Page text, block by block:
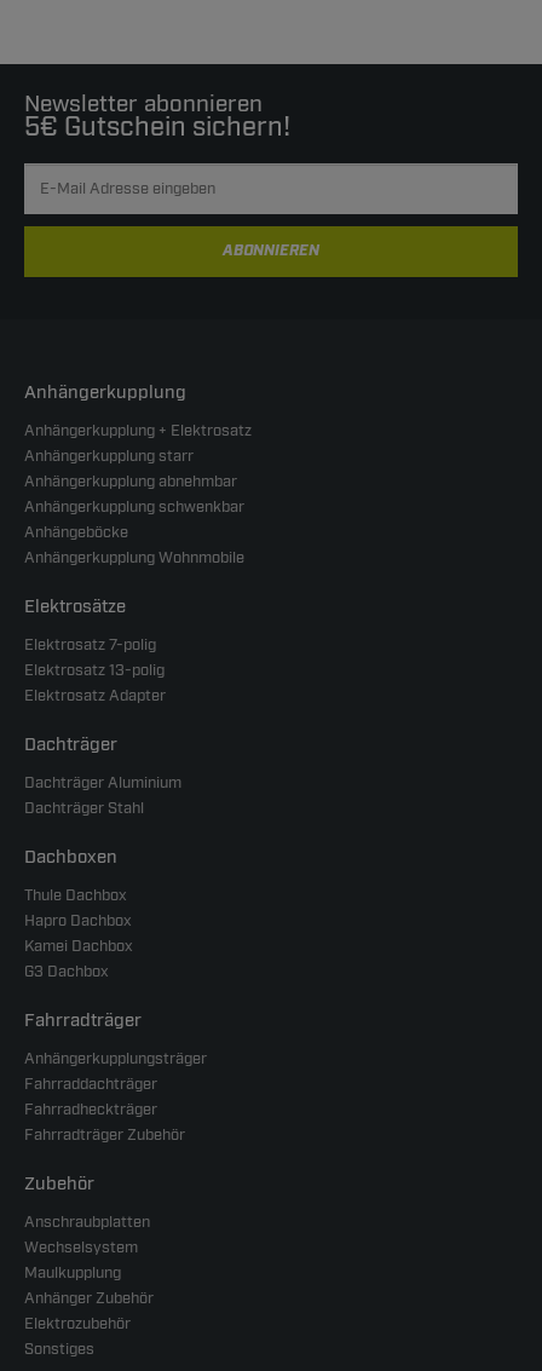
Newsletter abonnieren
5€ Gutschein sichern!
ABONNIEREN
Anhängerkupplung
Anhängerkupplung + Elektrosatz
Anhängerkupplung starr
Anhängerkupplung abnehmbar
Anhängerkupplung schwenkbar
Anhängeböcke
Anhängerkupplung Wohnmobile
Elektrosätze
Elektrosatz 7-polig
Elektrosatz 13-polig
Elektrosatz Adapter
Dachträger
Dachträger Aluminium
Dachträger Stahl
Dachboxen
Thule Dachbox
Hapro Dachbox
Kamei Dachbox
G3 Dachbox
Fahrradträger
Anhängerkupplungsträger
Fahrraddachträger
Fahrradheckträger
Fahrradträger Zubehör
Zubehör
Anschraubplatten
Wechselsystem
Maulkupplung
Anhänger Zubehör
Elektrozubehör
Sonstiges